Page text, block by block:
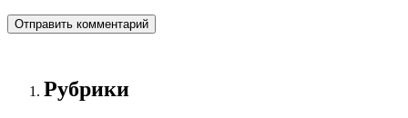
Рубрики